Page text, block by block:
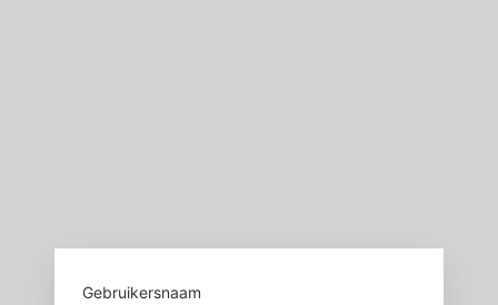
Gebruikersnaam